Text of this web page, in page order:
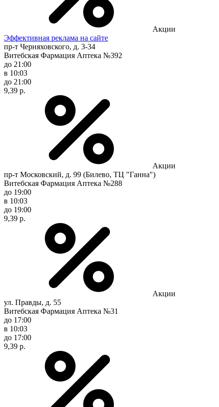
Акции
Эффективная реклама на сайте
пр-т Черняховского, д. 3-34
Витебская Фармация Аптека №392
до 21:00
в 10:03
до 21:00
9,39 р.
Акции
пр-т Московский, д. 99 (Билево, ТЦ "Ганна")
Витебская Фармация Аптека №288
до 19:00
в 10:03
до 19:00
9,39 р.
Акции
ул. Правды, д. 55
Витебская Фармация Аптека №31
до 17:00
в 10:03
до 17:00
9,39 р.